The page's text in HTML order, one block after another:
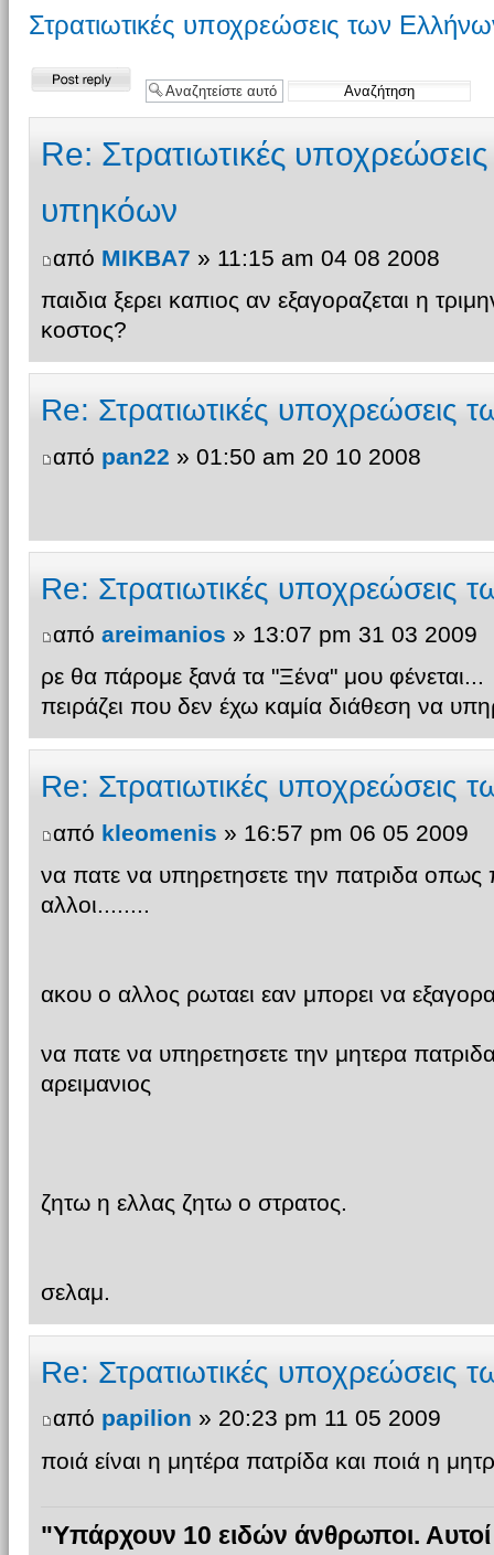
Στρατιωτικές υποχρεώσεις των
Δημιουργία
Re: Στρατιωτικές
υπηκόων
από MIKBA7 » 11:15 am 04 08 2008
παιδια ξερει καπιος αν εξαγοραζεται η
κοστος?
Re: Στρατιωτικές
από pan22 » 01:50 am 20 10 2008
Re: Στρατιωτικές
από areimanios » 13:07 pm 31 03 2009
ρε θα πάρομε ξανά τα "Ξένα" μου φένεται...
πειράζει που δεν έχω καμία διάθεση να
Re: Στρατιωτικές
από kleomenis » 16:57 pm 06 05 2009
να πατε να υπηρετησετε την πατριδα οπως
αλλοι........
ακου ο αλλος ρωταει εαν μπορει να
να πατε να υπηρετησετε την μητερα πατριδα
αρειμανιος
ζητω η ελλας ζητω ο στρατος.
σελαμ.
Re: Στρατιωτικές
από papilion » 20:23 pm 11 05 2009
ποιά είναι η μητέρα πατρίδα και ποιά η
"Υπάρχουν 10 ειδών άνθρωποι.